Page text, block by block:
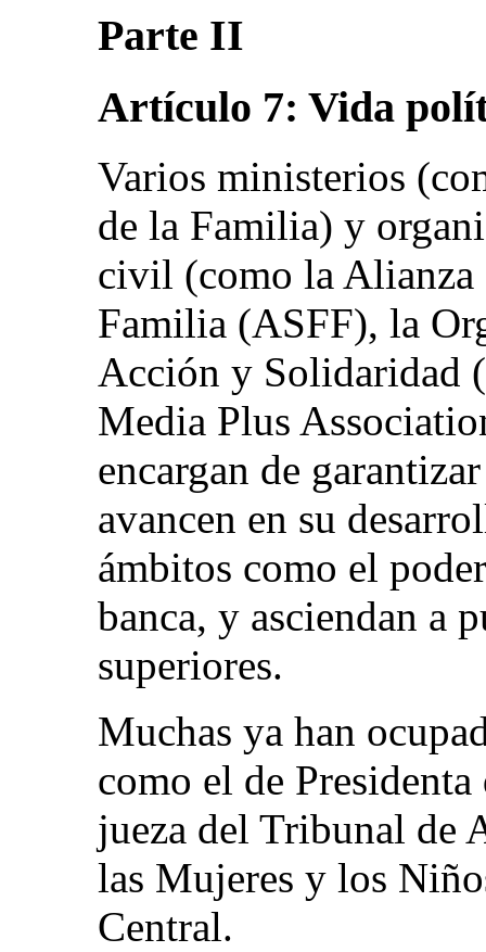
Parte II
Artículo 7: Vida
Varios ministerios
de la Familia) y
civil (como la Alianza
Familia (ASFF), la
Acción y Solidaridad
Media Plus
encargan de
avancen en su
ámbitos como el
banca, y asciendan a
superiores.
Muchas ya han
como el de
jueza del Tribunal de
las Mujeres y los
Central.